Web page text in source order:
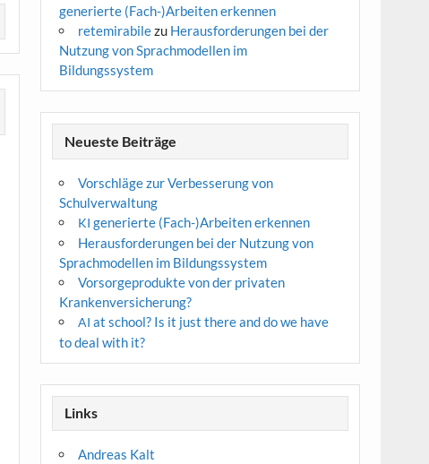
generierte (Fach-)Arbeiten erkennen
retemirabilezu Herausforderungen bei der
Nutzung von Sprachmodellen im
Bildungssystem
Neueste Beiträge
Vorschläge zur Verbesserung von
Schulverwaltung
KI generierte (Fach-)Arbeiten erkennen
Herausforderungen bei der Nutzung von
Sprachmodellen im Bildungssystem
Vorsorgeprodukte von der privaten
Krankenversicherung?
AI at school? Is it just there and do we have
to deal with it?
Links
Andreas Kalt